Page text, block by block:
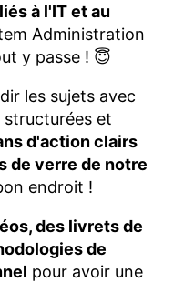
à l'IT et au
Administration
y passe ! 😇
les sujets avec
et
d'action clairs
de verre de notre
endroit !
des livrets de
de
pour avoir une